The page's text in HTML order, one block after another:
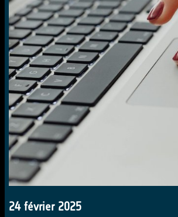
24 février 2025